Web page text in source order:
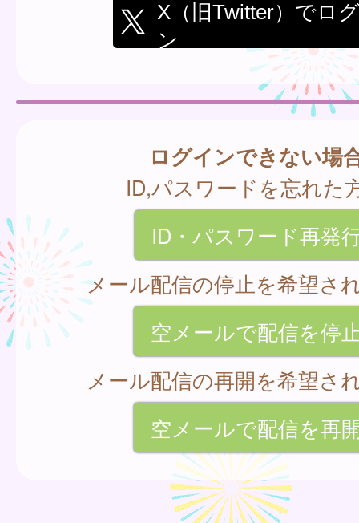
X（旧Twitter）でロ
ン
ログインできない場
ID,パスワードを忘れた
ID・パスワード再発
メール配信の停止を希望さ
空メールで配信を停
メール配信の再開を希望さ
空メールで配信を再